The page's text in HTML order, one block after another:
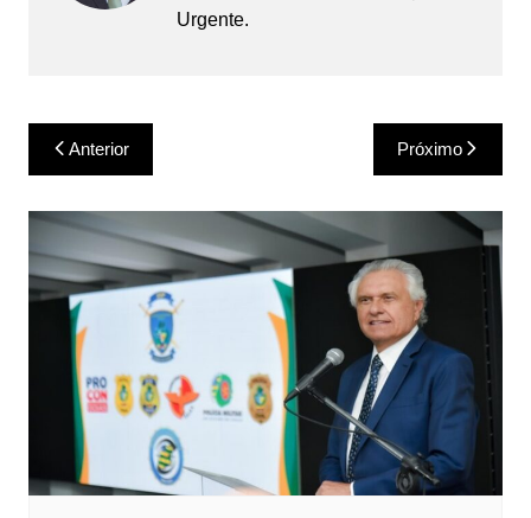
Urgente.
Navegação
de
Post
Anterior Próximo